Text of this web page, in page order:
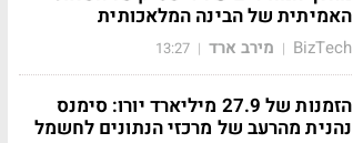
האמיתית של הבינה המלאכותית
BizTech
| מירב ארד |
13:27
הזמנות של 27.9 מיליארד יורו: סימנס
נהנית מהרעב של מרכזי הנתונים לחשמל